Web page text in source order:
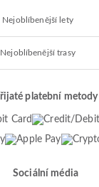
Nejoblíbenější lety
Nejoblíbenější trasy
platební metody
Sociální média